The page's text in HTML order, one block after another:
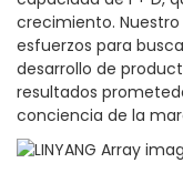
crecimiento.
esfuerzos para
desarrollo de
resultados
conciencia de la